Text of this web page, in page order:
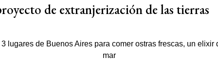
de extranjerización de las tierras